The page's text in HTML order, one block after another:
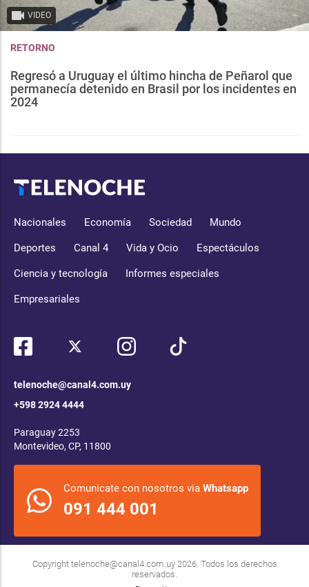
VIDEO
RETORNO
Regresó a Uruguay el último hincha de Peñarol que
permanecía detenido en Brasil por los incidentes en
2024
Nacionales Economía Sociedad Mundo
Deportes Canal 4 Vida y Ocio Espectáculos
Ciencia y tecnología Informes especiales
Empresariales
telenoche@canal4.com.uy
+598 2924 4444
Paraguay 2253
Montevideo, CP, 11800
Comunicate con nosotros via Whatsapp
091 444 001
Copyright telenoche@canal4.com.uy2026. Todos los derechos
reservados.